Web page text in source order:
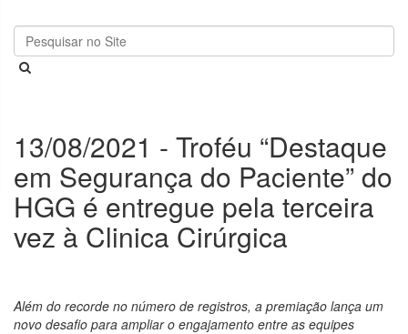
13/08/2021 - Troféu “Destaque
em Segurança do Paciente” do
HGG é entregue pela terceira
vez à Clinica Cirúrgica
Além do recorde no número de registros, a premiação lança um
novo desafio para ampliar o engajamento entre as equipes